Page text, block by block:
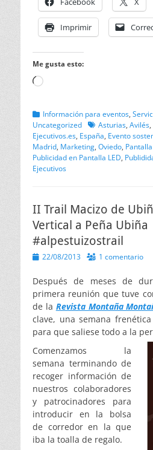
Imprimir
Me gusta esto:
Cargando...
Categorias
Información para eventos,
Uncategorized Etiquetas
Asturias, Avilés,
Ejecutivos.es, España, Evento
Madrid, Marketing, Oviedo,
Publicidad en Pantalla LED,
Ejecutivos
II Trail Macizo de
Vertical a Peña Ubiña
#alpestuizostrail
Publicado
22/08/2013 1 comentario
Después de meses de
primera reunión que tuve
de la Revista Montaña
clave, una semana
para que saliese todo a la
Comenzamos la
semana terminando de
recoger información de
nuestros colaboradores
y patrocinadores para
introducir en la bolsa
de corredor en la que
iba la toalla de regalo.